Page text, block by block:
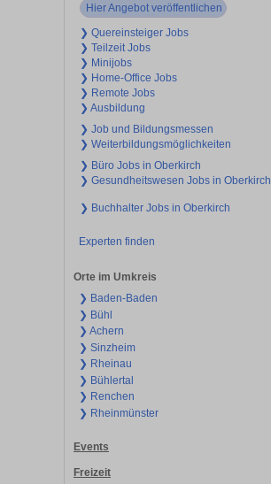
Hier Angebot veröffentlichen
❯ Quereinsteiger Jobs
❯ Teilzeit Jobs
❯ Minijobs
❯ Home-Office Jobs
❯ Remote Jobs
❯ Ausbildung
❯ Job und Bildungsmessen
❯ Weiterbildungsmöglichkeiten
❯ Büro Jobs in Oberkirch
❯ Gesundheitswesen Jobs in Oberkirch
❯ Buchhalter Jobs in Oberkirch
Experten finden
Orte im Umkreis
❯ Baden-Baden
❯ Bühl
❯ Achern
❯ Sinzheim
❯ Rheinau
❯ Bühlertal
❯ Renchen
❯ Rheinmünster
Events
Freizeit